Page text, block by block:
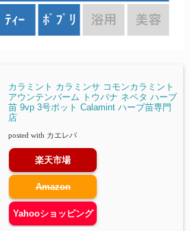
カラミント カラミンサ コモンカラミント
アウンテンバーム トウバナ ネペタ ハーブ
苗 9vp 3号ポット Calamint ハーブ苗専門
店
posted with カエレバ
楽天市場
Amazon
Yahooショッピング